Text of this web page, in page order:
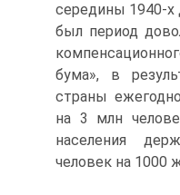
середины 1940-х
был период
бума», в
страны
на 3 млн
населения
человек на 1000